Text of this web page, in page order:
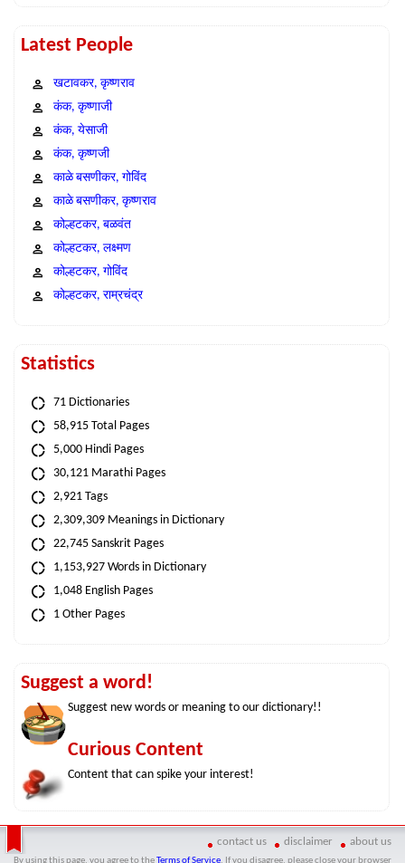
Latest People
खटावकर, कृष्णराव
कंक, कृष्णाजी
कंक, येसाजी
कंक, कृष्णजी
काळे बसणीकर, गोविंद
काळे बसणीकर, कृष्णराव
कोल्हटकर, बळवंत
कोल्हटकर, लक्ष्मण
कोल्हटकर, गोविंद
कोल्हटकर, राम्रचंद्र
Statistics
71 Dictionaries
58,915 Total Pages
5,000 Hindi Pages
30,121 Marathi Pages
2,921 Tags
2,309,309 Meanings in Dictionary
22,745 Sanskrit Pages
1,153,927 Words in Dictionary
1,048 English Pages
1 Other Pages
Suggest a word!
Suggest new words or meaning to our dictionary!!
Curious Content
Content that can spike your interest!
contact us disclaimer about us